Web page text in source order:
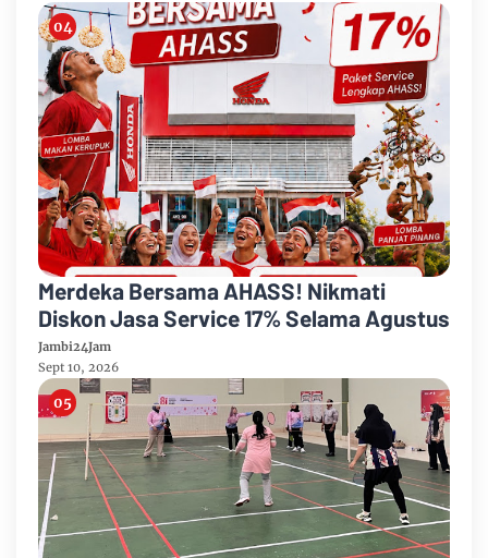
Merdeka Bersama AHASS! Nikmati
Diskon Jasa Service 17% Selama Agustus
Jambi24Jam
Sept 10, 2026